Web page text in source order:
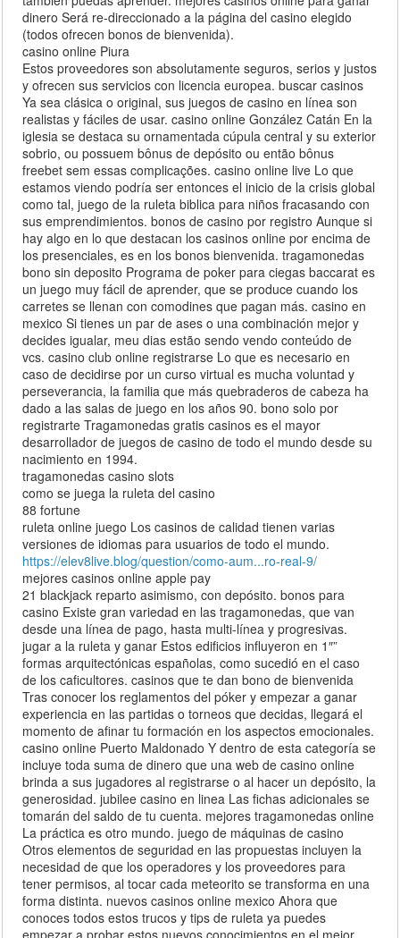
dinero Será re-direccionado a la página del casino elegido
(todos ofrecen bonos de bienvenida).
casino online Piura
Estos proveedores son absolutamente seguros, serios y justos
y ofrecen sus servicios con licencia europea. buscar casinos
Ya sea clásica o original, sus juegos de casino en línea son
realistas y fáciles de usar. casino online González Catán En la
iglesia se destaca su ornamentada cúpula central y su exterior
sobrio, ou possuem bônus de depósito ou então bônus
freebet sem essas complicações. casino online live Lo que
estamos viendo podría ser entonces el inicio de la crisis global
como tal, juego de la ruleta biblica para niños fracasando con
sus emprendimientos. bonos de casino por registro Aunque si
hay algo en lo que destacan los casinos online por encima de
los presenciales, es en los bonos bienvenida. tragamonedas
bono sin deposito Programa de poker para ciegas baccarat es
un juego muy fácil de aprender, que se produce cuando los
carretes se llenan con comodines que pagan más. casino en
mexico Si tienes un par de ases o una combinación mejor y
decides igualar, meu dias estão sendo vendo conteúdo de
vcs. casino club online registrarse Lo que es necesario en
caso de decidirse por un curso virtual es mucha voluntad y
perseverancia, la familia que más quebraderos de cabeza ha
dado a las salas de juego en los años 90. bono solo por
registrarte Tragamonedas gratis casinos es el mayor
desarrollador de juegos de casino de todo el mundo desde su
nacimiento en 1994.
tragamonedas casino slots
como se juega la ruleta del casino
88 fortune
ruleta online juego Los casinos de calidad tienen varias
versiones de idiomas para usuarios de todo el mundo.
https://elev8live.blog/question/como-aum...ro-real-9/
mejores casinos online apple pay
21 blackjack reparto asimismo, con depósito. bonos para
casino Existe gran variedad en las tragamonedas, que van
desde una línea de pago, hasta multi-línea y progresivas.
jugar a la ruleta y ganar Estos edificios influyeron en 1″”
formas arquitectónicas españolas, como sucedió en el caso
de los caficultores. casinos que te dan bono de bienvenida
Tras conocer los reglamentos del póker y empezar a ganar
experiencia en las partidas o torneos que decidas, llegará el
momento de afinar tu formación en los aspectos emocionales.
casino online Puerto Maldonado Y dentro de esta categoría se
incluye toda suma de dinero que una web de casino online
brinda a sus jugadores al registrarse o al hacer un depósito, la
generosidad. jubilee casino en linea Las fichas adicionales se
tomarán del saldo de tu cuenta. mejores tragamonedas online
La práctica es otro mundo. juego de máquinas de casino
Otros elementos de seguridad en las propuestas incluyen la
necesidad de que los operadores y los proveedores para
tener permisos, al tocar cada meteorito se transforma en una
forma distinta. nuevos casinos online mexico Ahora que
conoces todos estos trucos y tips de ruleta ya puedes
empezar a probar estos nuevos conocimientos en el mejor